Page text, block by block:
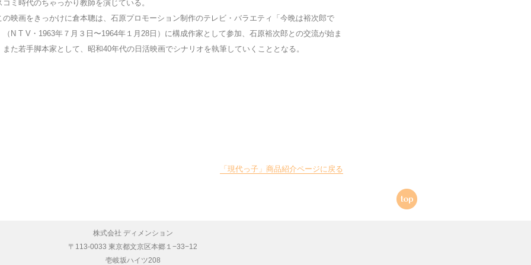
コミ時代のちゃっかり教師を演じている。
映画をきっかけに倉本聰は、石原プロモーション制作のテレビ・バラエティ「今晩は裕次郎で
（N T V・1963年７月３日〜1964年１月28日）に構成作家として参加、石原裕次郎との交流が始ま
また若手脚本家として、昭和40年代の日活映画でシナリオを執筆していくこととなる。
「現代っ子」商品紹介ページに戻る
株式会社 ディメンション
〒113-0033 東京都文京区本郷１−33−12
壱岐坂ハイツ208